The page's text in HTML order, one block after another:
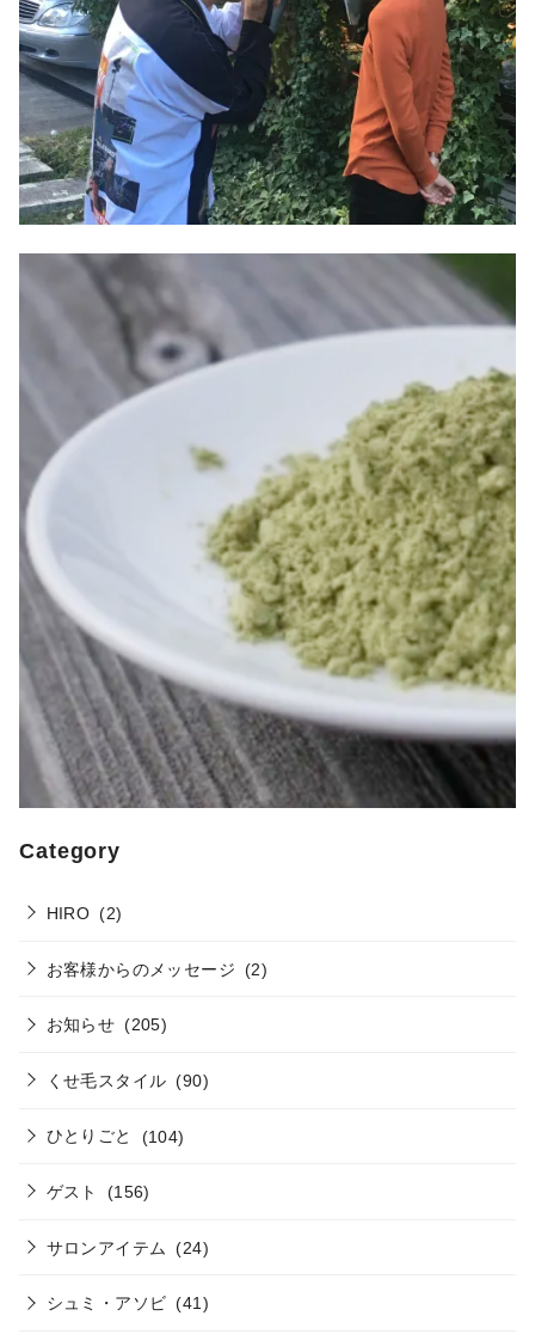
Category
HIRO (2)
お客様からのメッセージ (2)
お知らせ (205)
くせ毛スタイル (90)
ひとりごと (104)
ゲスト (156)
サロンアイテム (24)
シュミ・アソビ (41)